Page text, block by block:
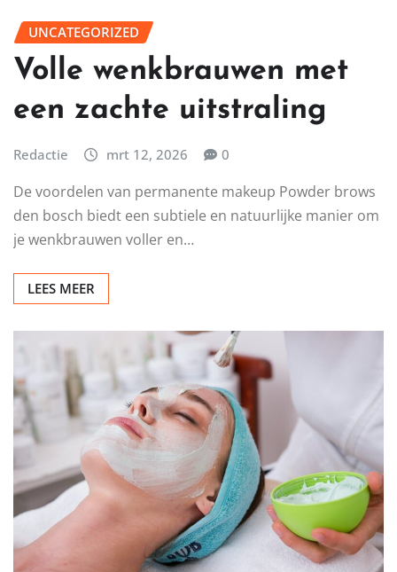
UNCATEGORIZED
Volle wenkbrauwen met
een zachte uitstraling
Redactie mrt 12, 2026 0
De voordelen van permanente makeup Powder brows
den bosch biedt een subtiele en natuurlijke manier om
je wenkbrauwen voller en…
LEES MEER